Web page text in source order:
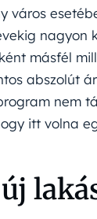
város
nagyon
másfél
abszolút
nem
itt volna